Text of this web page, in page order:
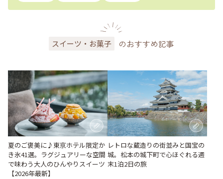
スイーツ・お菓子 のおすすめ記事
夏のご褒美に♪東京ホテル限定か
き氷41選。ラグジュアリーな空間
で味わう大人のひんやりスイーツ
【2026年最新】
レトロな蔵造りの街並みと国宝の
城。松本の城下町で心ほぐれる週
末1泊2日の旅